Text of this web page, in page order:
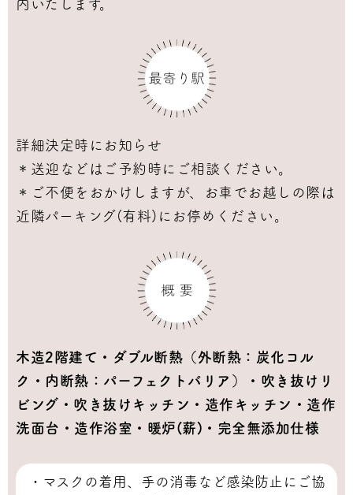
内いたします。
詳細決定時にお知らせ
＊送迎などはご予約時にご相談ください。
＊ご不便をおかけしますが、お車でお越しの際は
近隣パーキング(有料)にお停めください。
木造2階建て・ダブル断熱（外断熱：炭化コル
ク・内断熱：パーフェクトバリア）・吹き抜けリ
ビング・吹き抜けキッチン・造作キッチン・造作
洗面台・造作浴室・暖炉(薪)・完全無添加仕様
・マスクの着用、手の消毒など感染防止にご協